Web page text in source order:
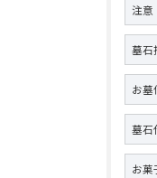
注意
墓石
お墓
墓石
お菓